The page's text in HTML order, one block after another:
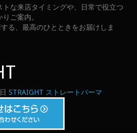
な来店タイミングや、日常で役立つ
ご案内。
る、最高のひとときをお届けしま
STRAIGHT ストレートパーマ